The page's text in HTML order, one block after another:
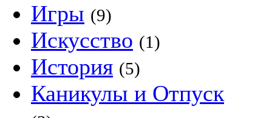
Игры (9)
Искусство (1)
История (5)
Каникулы и Отпуск